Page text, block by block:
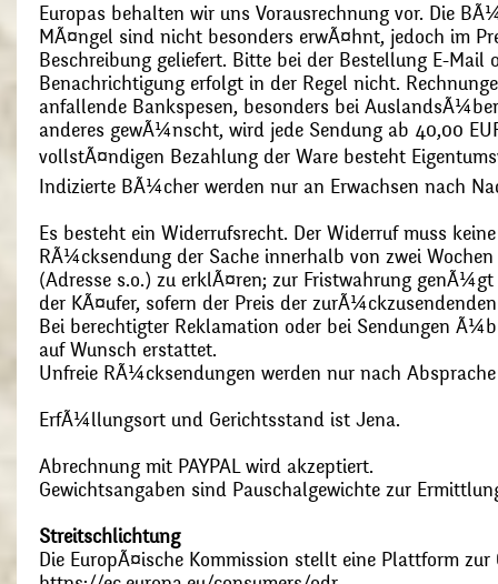
Europas behalten wir uns Vorausrechnung vor. Die
MÃ¤ngel sind nicht besonders erwÃ¤hnt, jedoch im
Beschreibung geliefert. Bitte bei der Bestellung E-Mail
Benachrichtigung erfolgt in der Regel nicht.
anfallende Bankspesen, besonders bei
anderes gewÃ¼nscht, wird jede Sendung ab 40,00
vollstÃ¤ndigen Bezahlung der Ware besteht
Indizierte BÃ¼cher werden nur an Erwachsen nach
Es besteht ein Widerrufsrecht. Der Widerruf muss
RÃ¼cksendung der Sache innerhalb von zwei
(Adresse s.o.) zu erklÃ¤ren; zur Fristwahrung
der KÃ¤ufer, sofern der Preis der
Bei berechtigter Reklamation oder bei Sendungen
auf Wunsch erstattet.
Unfreie RÃ¼cksendungen werden nur nach
ErfÃ¼llungsort und Gerichtsstand ist Jena.
Abrechnung mit PAYPAL wird akzeptiert.
Gewichtsangaben sind Pauschalgewichte zur
Streitschlichtung
Die EuropÃ¤ische Kommission stellt eine Plattform